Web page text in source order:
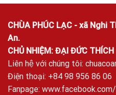
CHÙA PHÚC LẠC - xã Nghi
An.
CHỦ NHIỆM: ĐẠI ĐỨC
Liên hệ với chúng tôi:
Điện thoại: +84 98 956 86 06
Fanpage: